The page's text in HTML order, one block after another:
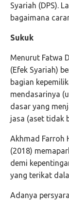
Syariah (DPS).
bagaimana
Sukuk
Menurut Fatwa
(Efek Syariah)
bagian
mendasarinya
dasar yang
jasa (aset tidak
Akhmad Farroh
(2018)
demi
yang terikat
Adanya